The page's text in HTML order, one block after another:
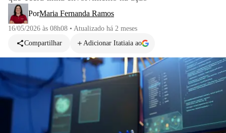
PorMaria Fernanda Ramos
16/05/2026 às 08h08 • Atualizado há 2 meses
Compartilhar
Adicionar Itatiaia ao